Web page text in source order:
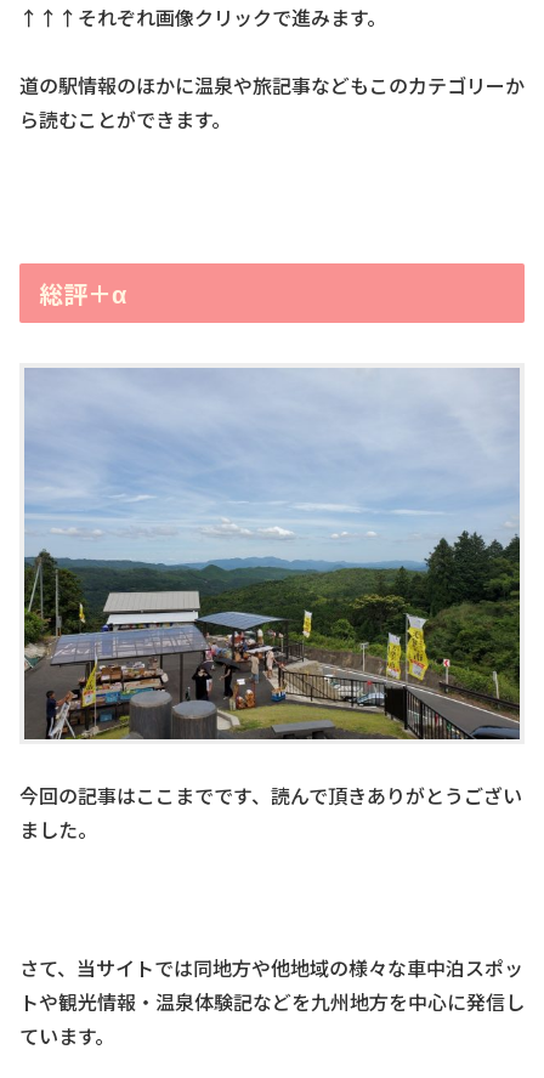
↑↑↑それぞれ画像クリックで進みます。
道の駅情報のほかに温泉や旅記事などもこのカテゴリーか
ら読むことができます。
総評＋α
今回の記事はここまでです、読んで頂きありがとうござい
ました。
さて、当サイトでは同地方や他地域の様々な車中泊スポッ
トや観光情報・温泉体験記などを九州地方を中心に発信し
ています。